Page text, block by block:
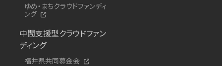
ゆめ・まちクラウドファンディ
ング
中間支援型クラウドファン
ディング
福井県共同募金会